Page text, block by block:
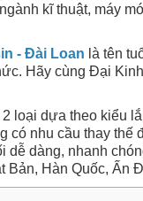
kĩ thuật, máy
- Đài Loan là tên
Hãy cùng Đại
loại dựa theo kiểu
có nhu cầu thay
dễ dàng, nhanh
Bản, Hàn Quốc, Ấn